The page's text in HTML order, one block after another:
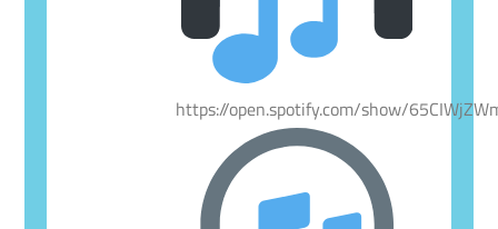
https://open.spotify.com/show/